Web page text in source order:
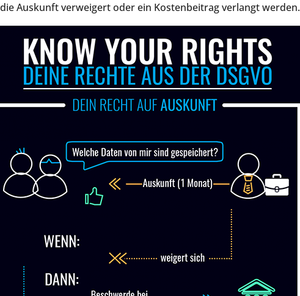
Auskunft verweigert oder ein Kostenbeitrag verlangt werden.